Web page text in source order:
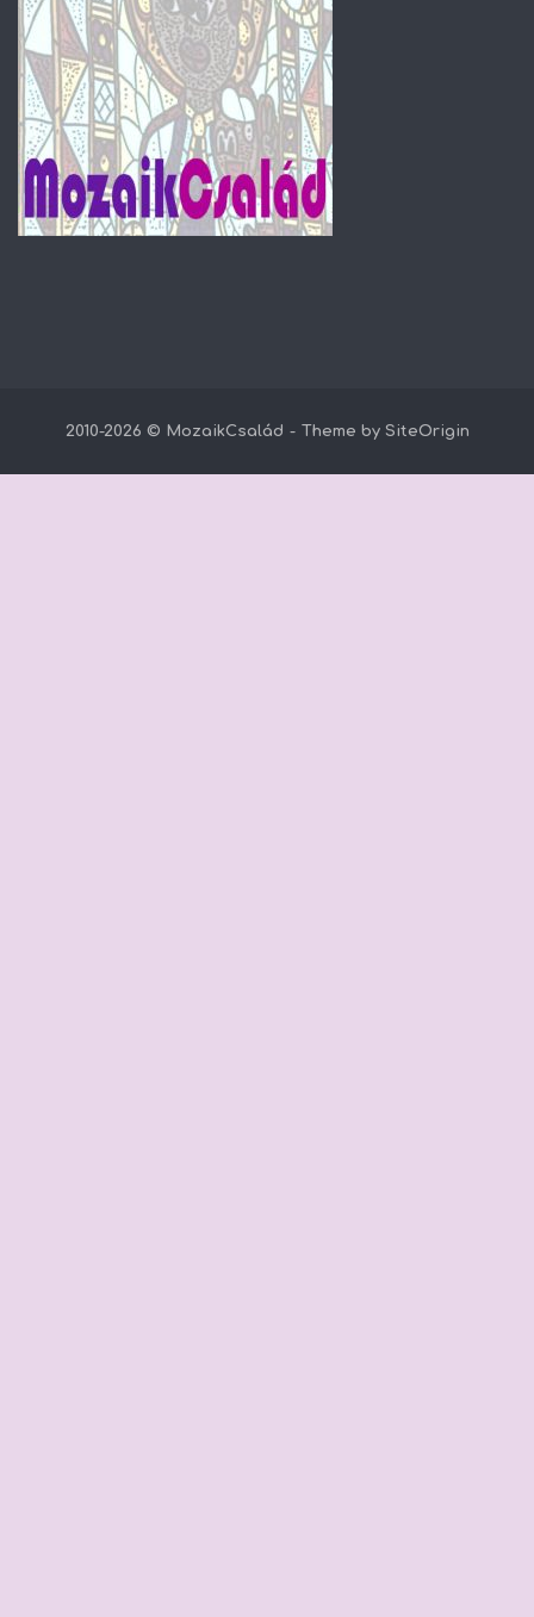
2010-2026 © MozaikCsalád Theme by SiteOrigin